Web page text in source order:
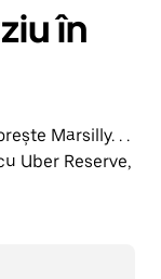
în
Marsilly. . .
Uber Reserve,